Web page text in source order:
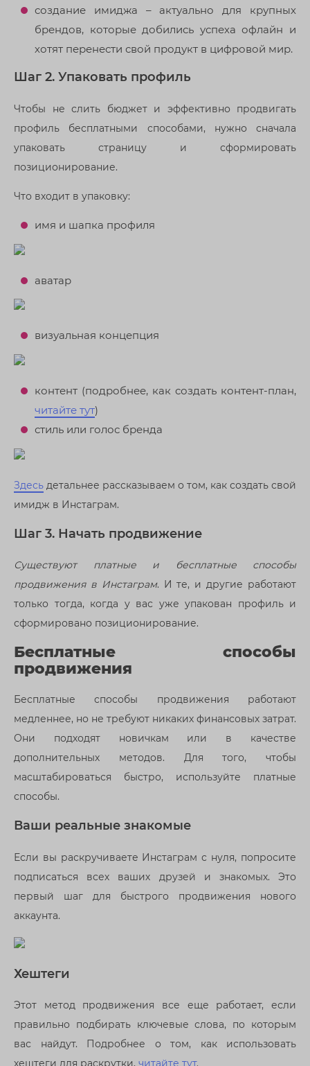
создание имиджа – актуально для крупных
брендов, которые добились успеха офлайн и
хотят перенести свой продукт в цифровой мир.
Шаг 2. Упаковать профиль
Чтобы не слить бюджет и эффективно продвигать
профиль бесплатными способами, нужно сначала
упаковать страницу и сформировать
позиционирование.
Что входит в упаковку:
имя и шапка профиля
аватар
визуальная концепция
контент (подробнее, как создать контент-план,
читайте тут)
стиль или голос бренда
Здесь детальнее рассказываем о том, как создать свой
имидж в Инстаграм.
Шаг 3. Начать продвижение
Существуют платные и бесплатные способы
продвижения в Инстаграм. И те, и другие работают
только тогда, когда у вас уже упакован профиль и
сформировано позиционирование.
Бесплатные способы
продвижения
Бесплатные способы продвижения работают
медленнее, но не требуют никаких финансовых затрат.
Они подходят новичкам или в качестве
дополнительных методов. Для того, чтобы
масштабироваться быстро, используйте платные
способы.
Ваши реальные знакомые
Если вы раскручиваете Инстаграм с нуля, попросите
подписаться всех ваших друзей и знакомых. Это
первый шаг для быстрого продвижения нового
аккаунта.
Хештеги
Этот метод продвижения все еще работает, если
правильно подбирать ключевые слова, по которым
вас найдут. Подробнее о том, как использовать
хештеги для раскрутки, читайте тут.